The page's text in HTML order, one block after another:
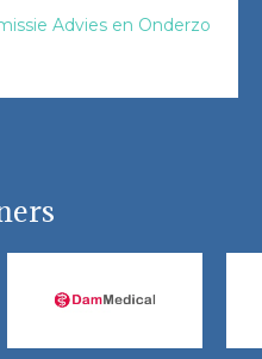
Advies en Onderzo